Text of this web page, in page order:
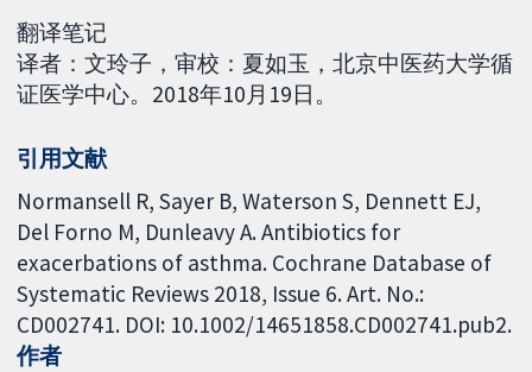
翻译笔记
译者：文玲子，审校：夏如玉，北京中医药大学循
证医学中心。2018年10月19日。
引用文献
Normansell R, Sayer B, Waterson S, Dennett EJ,
Del Forno M, Dunleavy A. Antibiotics for
exacerbations of asthma. Cochrane Database of
Systematic Reviews 2018, Issue 6. Art. No.:
CD002741. DOI: 10.1002/14651858.CD002741.pub2.
作者